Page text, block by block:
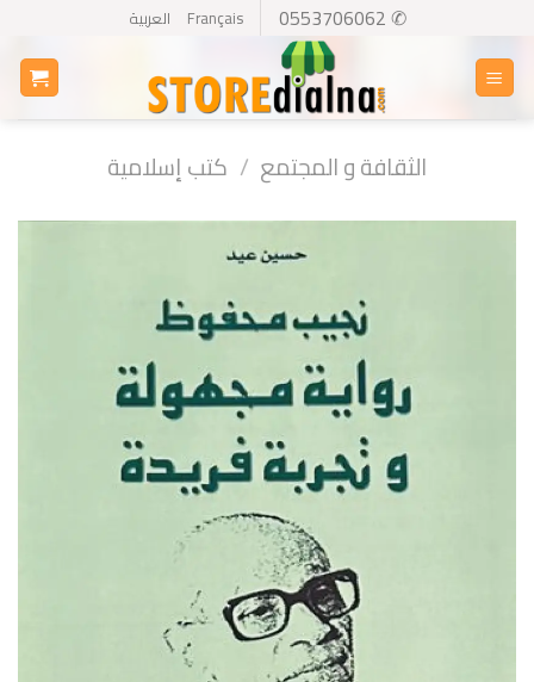
content
✆ 0553706062
Français العربية
الثقافة و المجتمع / كتب إسلامية